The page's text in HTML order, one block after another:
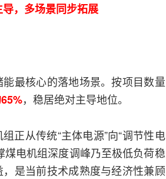
，多场景同步拓展
最核心的落地场景。按项目数量
，稳居绝对主导地位。
正从传统“主体电源”向“调节性电
电机组深度调峰乃至极低负荷稳
是当前技术成熟度与经济性兼顾